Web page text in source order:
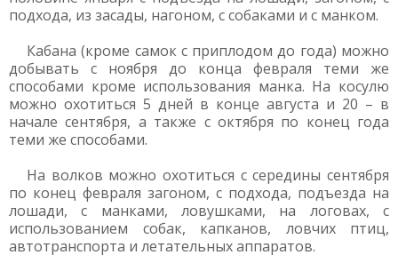
подхода, из засады, нагоном, с собаками и с манком.
Кабана (кроме самок с приплодом до года) можно
добывать с ноября до конца февраля теми же
способами кроме использования манка. На косулю
можно охотиться 5 дней в конце августа и 20 – в
начале сентября, а также с октября по конец года
теми же способами.
На волков можно охотиться с середины сентября
по конец февраля загоном, с подхода, подъезда на
лошади, с манками, ловушками, на логовах, с
использованием собак, капканов, ловчих птиц,
автотранспорта и летательных аппаратов.